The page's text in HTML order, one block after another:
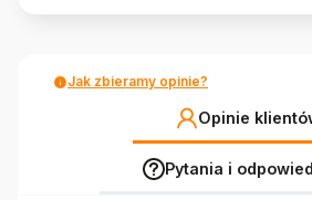
Jak zbieramy opinie?
Opinie
Pytania i